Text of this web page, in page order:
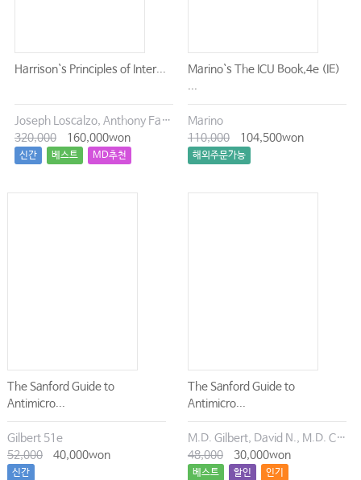
Harrison`s Principles of Inter...
Joseph Loscalzo, Anthony Fauci, Dennis Kasper, Stephen Hauser, Dan Longo, J. Larry Jameson
320,000
160,000won
신간 베스트 MD추천
Marino`s The ICU Book,4e (IE)
...
Marino
110,000
104,500won
해외주문가능
The Sanford Guide to
Antimicro...
Gilbert 51e
52,000
40,000won
신간
The Sanford Guide to
Antimicro...
M.D. Gilbert, David N., M.D. Chambers, Henry F., M.D. Eliopoulos, George M., M.D. Saag, Michael S., M.D. Pavia, Andrew T.
48,000
30,000won
베스트 할인 인기